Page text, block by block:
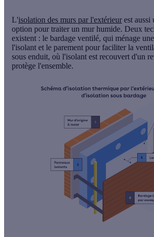
L'isolation des murs par l'extérieur est aussi
option pour traiter un mur humide. Deux
existent : le bardage ventilé, qui ménage
l'isolant et le parement pour faciliter la
sous enduit, où l'isolant est recouvert d'un
protège l'ensemble.